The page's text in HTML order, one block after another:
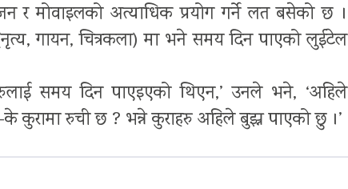
र मोवाइलको अत्याधिक प्रयोग गर्ने लत बसेको छ ।
गायन, चित्रकला) मा भने समय दिन पाएको लुईटेल
समय दिन पाएइएको थिएन,’ उनले भने, ‘अहिले
कुरामा रुची छ ? भन्ने कुराहरु अहिले बुझ्न पाएको छु ।’